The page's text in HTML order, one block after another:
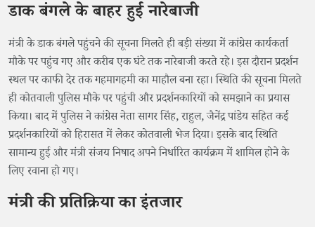
डाक बंगले के बाहर हुई नारेबाजी
मंत्री के डाक बंगले पहुंचने की सूचना मिलते ही बड़ी संख्या में कांग्रेस कार्यकर्ता
मौके पर पहुंच गए और करीब एक घंटे तक नारेबाजी करते रहे। इस दौरान प्रदर्शन
स्थल पर काफी देर तक गहमागहमी का माहौल बना रहा। स्थिति की सूचना मिलते
ही कोतवाली पुलिस मौके पर पहुंची और प्रदर्शनकारियों को समझाने का प्रयास
किया। बाद में पुलिस ने कांग्रेस नेता सागर सिंह, राहुल, जैनेंद्र पांडेय सहित कई
प्रदर्शनकारियों को हिरासत में लेकर कोतवाली भेज दिया। इसके बाद स्थिति
सामान्य हुई और मंत्री संजय निषाद अपने निर्धारित कार्यक्रम में शामिल होने के
लिए रवाना हो गए।
मंत्री की प्रतिक्रिया का इंतजार